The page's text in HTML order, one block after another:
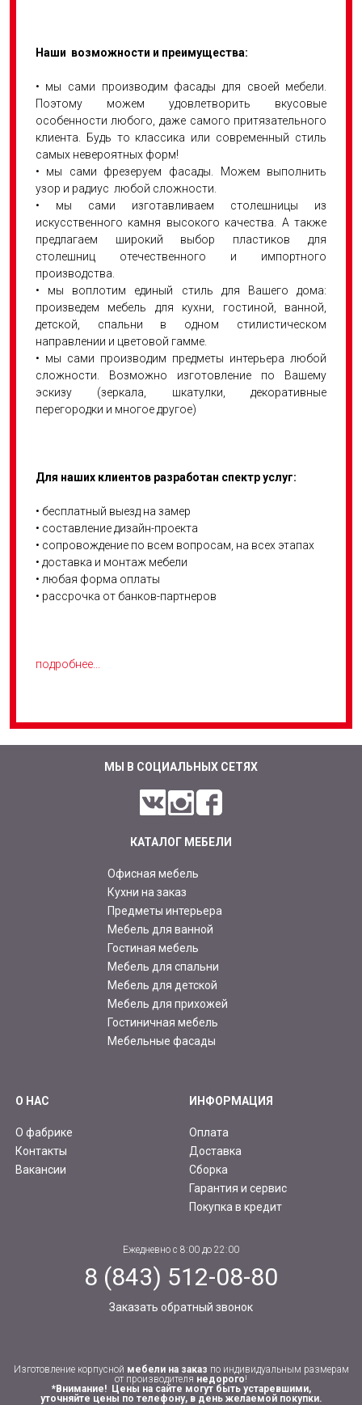
Наши возможности и преимущества:
• мы сами производим фасады для своей мебели.
Поэтому можем удовлетворить вкусовые
особенности любого, даже самого притязательного
клиента. Будь то классика или современный стиль
самых невероятных форм!
• мы сами фрезеруем фасады. Можем выполнить
узор и радиус любой сложности.
• мы сами изготавливаем столешницы из
искусственного камня высокого качества. А также
предлагаем широкий выбор пластиков для
столешниц отечественного и импортного
производства.
• мы воплотим единый стиль для Вашего дома:
произведем мебель для кухни, гостиной, ванной,
детской, спальни в одном стилистическом
направлении и цветовой гамме.
• мы сами производим предметы интерьера любой
сложности. Возможно изготовление по Вашему
эскизу (зеркала, шкатулки, декоративные
перегородки и многое другое)
Для наших клиентов разработан спектр услуг:
• бесплатный выезд на замер
• составление дизайн-проекта
• сопровождение по всем вопросам, на всех этапах
• доставка и монтаж мебели
• любая форма оплаты
• рассрочка от банков-партнеров
подробнее...
МЫ В СОЦИАЛЬНЫХ СЕТЯХ
КАТАЛОГ МЕБЕЛИ
Офисная мебель
Кухни на заказ
Предметы интерьера
Мебель для ванной
Гостиная мебель
Мебель для спальни
Мебель для детской
Мебель для прихожей
Гостиничная мебель
Мебельные фасады
О НАС
О фабрике
Контакты
Вакансии
ИНФОРМАЦИЯ
Оплата
Доставка
Сборка
Гарантия и сервис
Покупка в кредит
Ежедневно с 8:00 до 22:00
8 (843) 512-08-80
Заказать обратный звонок
Изготовление корпусной мебели на заказ по индивидуальным размерам
от производителя недорого!
*Внимание! Цены на сайте могут быть устаревшими,
уточняйте цены по телефону, в день желаемой покупки.